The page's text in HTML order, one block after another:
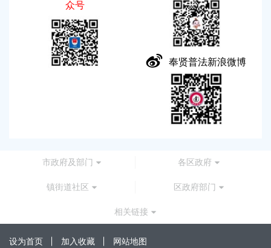
众号
奉贤普法新浪微博
市政府及部门 各区政府
镇街道社区 区政府部门
相关链接
设为首页 加入收藏 网站地图